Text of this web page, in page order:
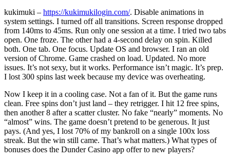
kukimuki – https://kukimukilogin.com/. Disable animations in
system settings. I turned off all transitions. Screen response dropped
from 140ms to 45ms. Run only one session at a time. I tried two tabs
open. One froze. The other had a 4-second delay on spin. Killed
both. One tab. One focus. Update OS and browser. I ran an old
version of Chrome. Game crashed on load. Updated. No more
issues. It’s not sexy, but it works. Performance isn’t magic. It’s prep.
I lost 300 spins last week because my device was overheating.
Now I keep it in a cooling case. Not a fan of it. But the game runs
clean. Free spins don’t just land – they retrigger. I hit 12 free spins,
then another 8 after a scatter cluster. No fake “nearly” moments. No
“almost” wins. The game doesn’t pretend to be generous. It just
pays. (And yes, I lost 70% of my bankroll on a single 100x loss
streak. But the win still came. That’s what matters.) What types of
bonuses does the Dunder Casino app offer to new players?